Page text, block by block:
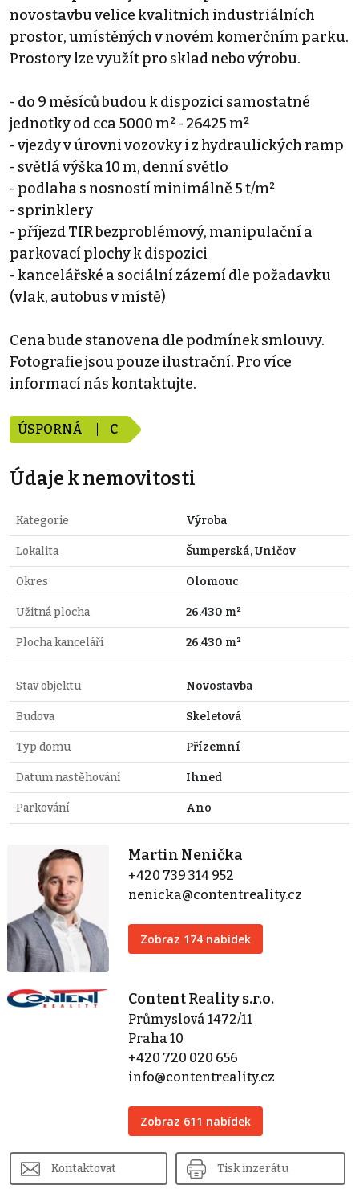
novostavbu velice kvalitních industriálních
prostor, umístěných v novém komerčním parku.
Prostory lze využít pro sklad nebo výrobu.
- do 9 měsíců budou k dispozici samostatné
jednotky od cca 5000 m² - 26425 m²
- vjezdy v úrovni vozovky i z hydraulických ramp
- světlá výška 10 m, denní světlo
- podlaha s nosností minimálně 5 t/m²
- sprinklery
- příjezd TIR bezproblémový, manipulační a
parkovací plochy k dispozici
- kancelářské a sociální zázemí dle požadavku
(vlak, autobus v místě)
Cena bude stanovena dle podmínek smlouvy.
Fotografie jsou pouze ilustrační. Pro více
informací nás kontaktujte.
ÚSPORNÁ C
Údaje k nemovitosti
Kategorie Výroba
Lokalita Šumperská, Uničov
Okres Olomouc
Užitná plocha 26.430 m²
Plocha kanceláří 26.430 m²
Stav objektu Novostavba
Budova Skeletová
Typ domu Přízemní
Datum nastěhování Ihned
Parkování Ano
Martin Nenička
+420 739 314 952
nenicka@contentreality.cz
Zobraz 174 nabídek
Content Reality s.r.o.
Průmyslová 1472/11
Praha 10
+420 720 020 656
info@contentreality.cz
Zobraz 611 nabídek
Kontaktovat Tisk inzerátu